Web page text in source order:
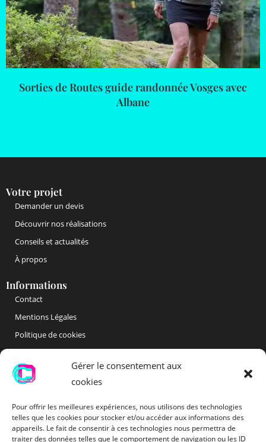
Gérer le consentement aux
cookies
Pour offrir les meilleures expériences, nous utilisons des technologies
telles que les cookies pour stocker et/ou accéder aux informations des
appareils. Le fait de consentir à ces technologies nous permettra de
traiter des données telles que le comportement de navigation ou les ID
Sorties de Routes guide randonnée Vosges avec
Albane
Votre projet
Demander un devis
Découvrir nos réalisations
Conseils et actualités
À propos
Informations
Contact
Mentions Légales
Politique de cookies